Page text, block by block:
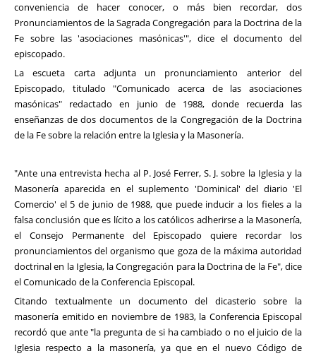
conveniencia de hacer conocer, o más bien recordar, dos
Pronunciamientos de la Sagrada Congregación para la Doctrina de la
Fe sobre las 'asociaciones masónicas'", dice el documento del
episcopado.
La escueta carta adjunta un pronunciamiento anterior del
Episcopado, titulado "Comunicado acerca de las asociaciones
masónicas" redactado en junio de 1988, donde recuerda las
enseñanzas de dos documentos de la Congregación de la Doctrina
de la Fe sobre la relación entre la Iglesia y la Masonería.
"Ante una entrevista hecha al P. José Ferrer, S. J. sobre la Iglesia y la
Masonería aparecida en el suplemento 'Dominical' del diario 'El
Comercio' el 5 de junio de 1988, que puede inducir a los fieles a la
falsa conclusión que es lícito a los católicos adherirse a la Masonería,
el Consejo Permanente del Episcopado quiere recordar los
pronunciamientos del organismo que goza de la máxima autoridad
doctrinal en la Iglesia, la Congregación para la Doctrina de la Fe", dice
el Comunicado de la Conferencia Episcopal.
Citando textualmente un documento del dicasterio sobre la
masonería emitido en noviembre de 1983, la Conferencia Episcopal
recordó que ante "la pregunta de si ha cambiado o no el juicio de la
Iglesia respecto a la masonería, ya que en el nuevo Código de